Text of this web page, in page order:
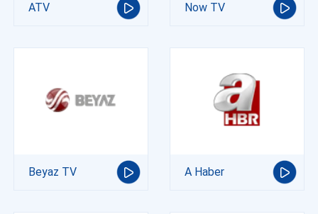
ATV Now TV
Beyaz TV A Haber